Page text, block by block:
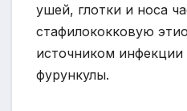
ушей, глотки и носа
стафилококковую
источником инфекции
фурункулы.